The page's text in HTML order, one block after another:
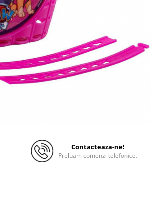
Contacteaza-ne!
Preluam comenzi telefonice.